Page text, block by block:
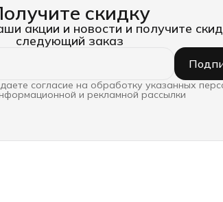
скидку
акции и новости и получите
следующий заказ
согласие на обработку указанных
и рекламной рассылки